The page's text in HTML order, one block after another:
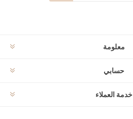
معلومة
حسابي
خدمة العملاء